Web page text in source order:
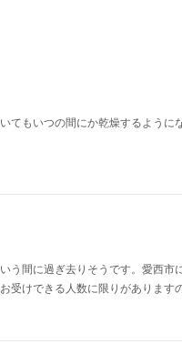
てもいつの間にか乾燥するように
う間に過ぎ去りそうです。愛西市
受けできる人数に限りがありま